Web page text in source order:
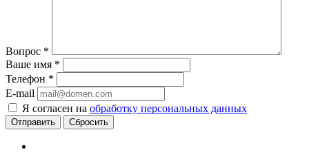
Вопрос *
Ваше имя *
Телефон *
E-mail
Я согласен на обработку персональных данных
Сбросить